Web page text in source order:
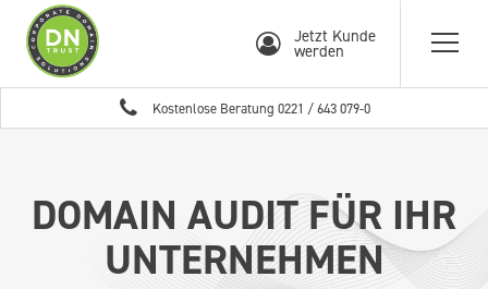
Jetzt Kunde
werden
Kostenlose Beratung 0221 / 643 079-0
DOMAIN AUDIT FÜR IHR
UNTERNEHMEN